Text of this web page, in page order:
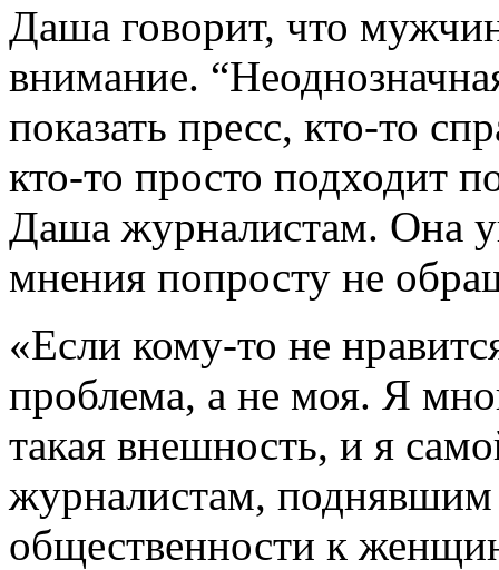
Даша говорит, что
внимание.
показать пресс, кто-то
кто-то просто подходит
Даша журналистам. Она
мнения попросту не
«Если кому-то не
проблема, а не моя. Я
такая внешность, и я
журналистам,
общественности к